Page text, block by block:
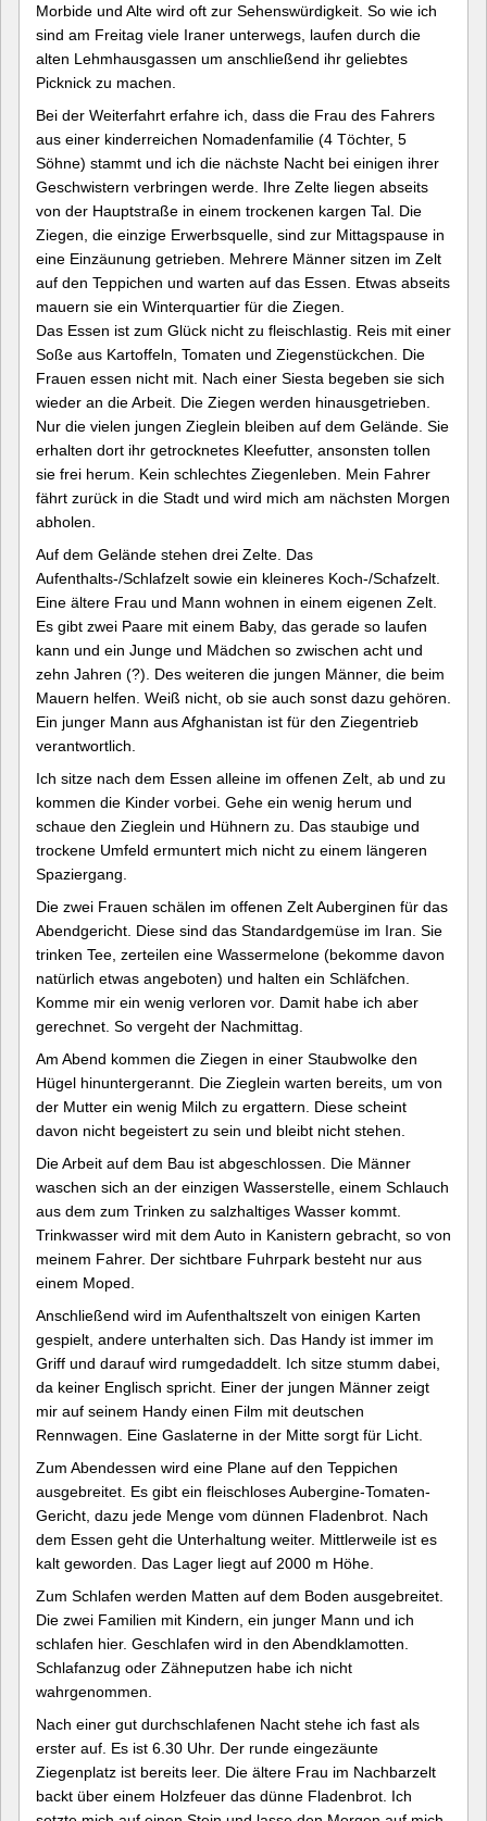
Morbide und Alte wird oft zur Sehenswürdigkeit. So wie ich
sind am Freitag viele Iraner unterwegs, laufen durch die
alten Lehmhausgassen um anschließend ihr geliebtes
Picknick zu machen.
Bei der Weiterfahrt erfahre ich, dass die Frau des Fahrers
aus einer kinderreichen Nomadenfamilie (4 Töchter, 5
Söhne) stammt und ich die nächste Nacht bei einigen ihrer
Geschwistern verbringen werde. Ihre Zelte liegen abseits
von der Hauptstraße in einem trockenen kargen Tal. Die
Ziegen, die einzige Erwerbsquelle, sind zur Mittagspause in
eine Einzäunung getrieben. Mehrere Männer sitzen im Zelt
auf den Teppichen und warten auf das Essen. Etwas abseits
mauern sie ein Winterquartier für die Ziegen.
Das Essen ist zum Glück nicht zu fleischlastig. Reis mit einer
Soße aus Kartoffeln, Tomaten und Ziegenstückchen. Die
Frauen essen nicht mit. Nach einer Siesta begeben sie sich
wieder an die Arbeit. Die Ziegen werden hinausgetrieben.
Nur die vielen jungen Zieglein bleiben auf dem Gelände. Sie
erhalten dort ihr getrocknetes Kleefutter, ansonsten tollen
sie frei herum. Kein schlechtes Ziegenleben. Mein Fahrer
fährt zurück in die Stadt und wird mich am nächsten Morgen
abholen.
Auf dem Gelände stehen drei Zelte. Das
Aufenthalts-/Schlafzelt sowie ein kleineres Koch-/Schafzelt.
Eine ältere Frau und Mann wohnen in einem eigenen Zelt.
Es gibt zwei Paare mit einem Baby, das gerade so laufen
kann und ein Junge und Mädchen so zwischen acht und
zehn Jahren (?). Des weiteren die jungen Männer, die beim
Mauern helfen. Weiß nicht, ob sie auch sonst dazu gehören.
Ein junger Mann aus Afghanistan ist für den Ziegentrieb
verantwortlich.
Ich sitze nach dem Essen alleine im offenen Zelt, ab und zu
kommen die Kinder vorbei. Gehe ein wenig herum und
schaue den Zieglein und Hühnern zu. Das staubige und
trockene Umfeld ermuntert mich nicht zu einem längeren
Spaziergang.
Die zwei Frauen schälen im offenen Zelt Auberginen für das
Abendgericht. Diese sind das Standardgemüse im Iran. Sie
trinken Tee, zerteilen eine Wassermelone (bekomme davon
natürlich etwas angeboten) und halten ein Schläfchen.
Komme mir ein wenig verloren vor. Damit habe ich aber
gerechnet. So vergeht der Nachmittag.
Am Abend kommen die Ziegen in einer Staubwolke den
Hügel hinuntergerannt. Die Zieglein warten bereits, um von
der Mutter ein wenig Milch zu ergattern. Diese scheint
davon nicht begeistert zu sein und bleibt nicht stehen.
Die Arbeit auf dem Bau ist abgeschlossen. Die Männer
waschen sich an der einzigen Wasserstelle, einem Schlauch
aus dem zum Trinken zu salzhaltiges Wasser kommt.
Trinkwasser wird mit dem Auto in Kanistern gebracht, so von
meinem Fahrer. Der sichtbare Fuhrpark besteht nur aus
einem Moped.
Anschließend wird im Aufenthaltszelt von einigen Karten
gespielt, andere unterhalten sich. Das Handy ist immer im
Griff und darauf wird rumgedaddelt. Ich sitze stumm dabei,
da keiner Englisch spricht. Einer der jungen Männer zeigt
mir auf seinem Handy einen Film mit deutschen
Rennwagen. Eine Gaslaterne in der Mitte sorgt für Licht.
Zum Abendessen wird eine Plane auf den Teppichen
ausgebreitet. Es gibt ein fleischloses Aubergine-Tomaten-
Gericht, dazu jede Menge vom dünnen Fladenbrot. Nach
dem Essen geht die Unterhaltung weiter. Mittlerweile ist es
kalt geworden. Das Lager liegt auf 2000 m Höhe.
Zum Schlafen werden Matten auf dem Boden ausgebreitet.
Die zwei Familien mit Kindern, ein junger Mann und ich
schlafen hier. Geschlafen wird in den Abendklamotten.
Schlafanzug oder Zähneputzen habe ich nicht
wahrgenommen.
Nach einer gut durchschlafenen Nacht stehe ich fast als
erster auf. Es ist 6.30 Uhr. Der runde eingezäunte
Ziegenplatz ist bereits leer. Die ältere Frau im Nachbarzelt
backt über einem Holzfeuer das dünne Fladenbrot. Ich